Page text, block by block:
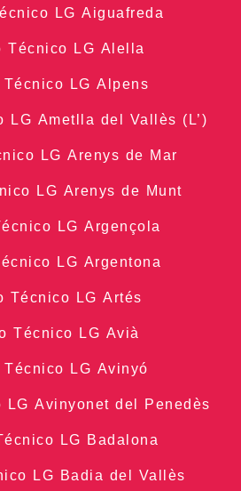
LG Aiguafreda
Técnico LG Alella
LG Alpens
LG Ametlla del Vallès (L’)
LG Arenys de Mar
LG Arenys de Munt
LG Argençola
LG Argentona
Técnico LG Artés
Técnico LG Avià
LG Avinyó
LG Avinyonet del Penedès
LG Badalona
LG Badia del Vallès